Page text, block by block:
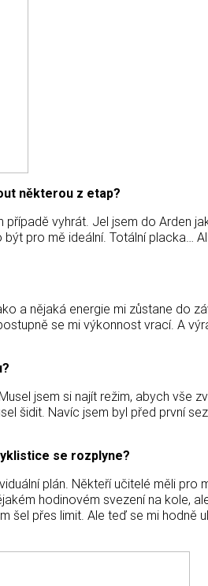
některou z etap?
vyhrát. Jel jsem do Arden
pro mě ideální. Totální placka…
a nějaká energie mi zůstane do
se mi výkonnost vrací. A
jsem si najít režim, abych vše
šidit. Navíc jsem byl před první
se rozplyne?
plán. Někteří učitelé měli
hodinovém svezení na kole,
přes limit. Ale teď se mi hodně